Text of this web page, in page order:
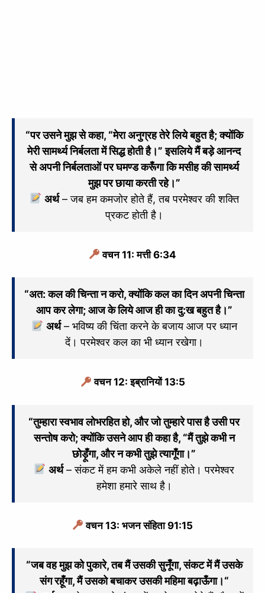
“पर उसने मुझ से कहा, “मेरा अनुग्रह तेरे लिये बहुत है; क्योंकि
मेरी सामर्थ्य निर्बलता में सिद्ध होती है।” इसलिये मैं बड़े आनन्द
से अपनी निर्बलताओं पर घमण्ड करूँगा कि मसीह की सामर्थ्य
मुझ पर छाया करती रहे।”
अर्थ– जब हम कमजोर होते हैं, तब परमेश्वर की शक्ति
प्रकट होती है।
वचन 11: मत्ती 6:34
“अत: कल की चिन्ता न करो, क्योंकि कल का दिन अपनी चिन्ता
आप कर लेगा; आज के लिये आज ही का दु:ख बहुत है।”
अर्थ– भविष्य की चिंता करने के बजाय आज पर ध्यान
दें। परमेश्वर कल का भी ध्यान रखेगा।
वचन 12: इब्रानियों 13:5
“तुम्हारा स्वभाव लोभरहित हो, और जो तुम्हारे पास है उसी पर
सन्तोष करो; क्योंकि उसने आप ही कहा है, “मैं तुझे कभी न
छोड़ूँगा, और न कभी तुझे त्यागूँगा।”
अर्थ– संकट में हम कभी अकेले नहीं होते। परमेश्वर
हमेशा हमारे साथ है।
वचन 13: भजन संहिता 91:15
“जब वह मुझ को पुकारे, तब मैं उसकी सुनूँगा,संकट में मैं उसके
संग रहूँगा,मैं उसको बचाकर उसकी महिमा बढ़ाऊँगा।“